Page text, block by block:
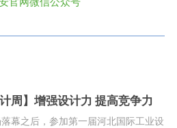
周】增强设计力 提高竞争力
幕之后，参加第一届河北国际工业设